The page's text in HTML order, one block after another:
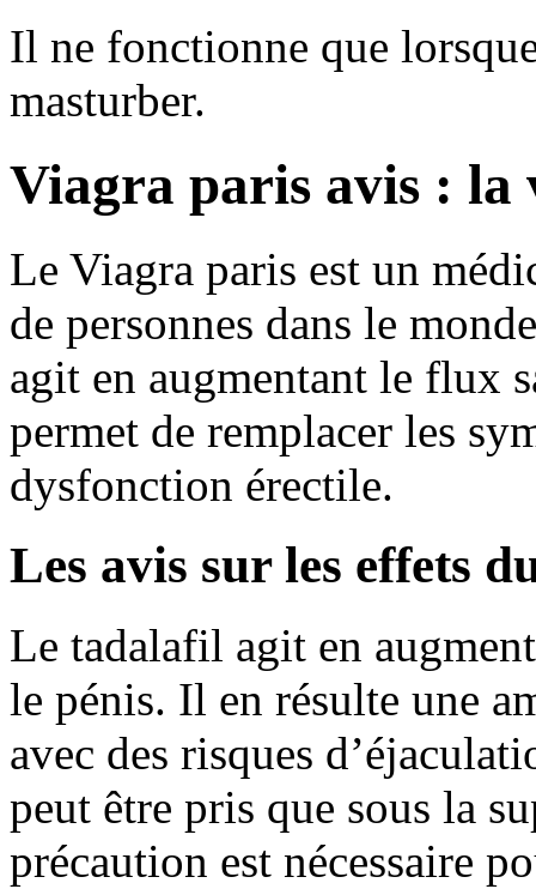
Il ne fonctionne que
masturber.
Viagra paris avis : la
Le Viagra paris est un
de personnes dans le
agit en augmentant le flux
permet de remplacer les
dysfonction érectile.
Les avis sur les effets
Le tadalafil agit en
le pénis. Il en résulte une
avec des risques
peut être pris que sous la
précaution est nécessaire